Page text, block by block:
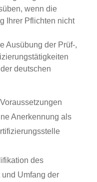
wenn die
Ihrer Pflichten nicht
Ausübung der Prüf-,
deutschen
Anerkennung als
des
Umfang der